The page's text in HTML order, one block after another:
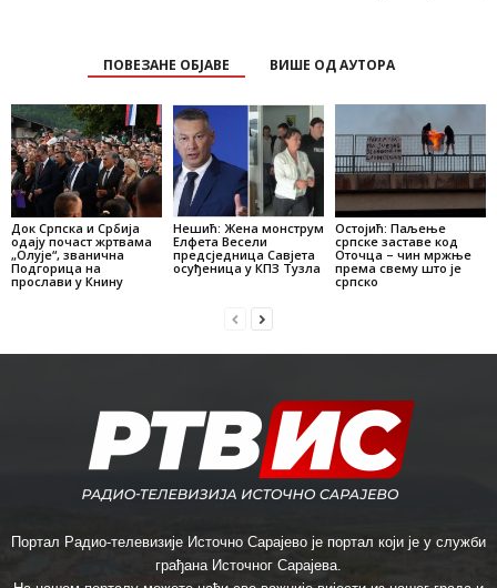
ПОВЕЗАНЕ ОБЈАВЕ ВИШЕ ОД АУТОРА
Док Српска и Србија
одају почаст жртвама
„Олује“, званична
Подгорица на
прослави у Книну
Нешић: Жена монструм
Елфета Весели
предсједница Савјета
осуђеница у КПЗ Тузла
Остојић: Паљење
српске заставе код
Оточца – чин мржње
према свему што је
српско
Портал Радио-телевизије Источно Сарајево је портал који је у служби
грађана Источног Сарајева.